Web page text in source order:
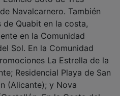
Navalcarnero. También
Quabit en la costa,
en la Comunidad
Sol. En la Comunidad
La Estrella de la
Residencial Playa de San
(Alicante); y Nova
En la Costa del